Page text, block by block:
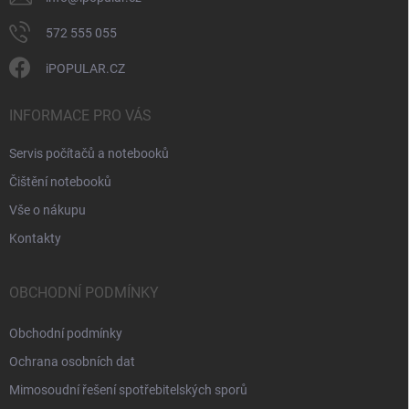
572 555 055
iPOPULAR.CZ
INFORMACE PRO VÁS
Servis počítačů a notebooků
Čištění notebooků
Vše o nákupu
Kontakty
OBCHODNÍ PODMÍNKY
Obchodní podmínky
Ochrana osobních dat
Mimosoudní řešení spotřebitelských sporů